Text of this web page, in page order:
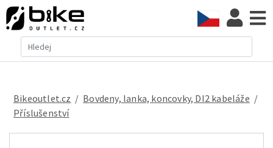
Bikeoutlet.cz / bovdeny, lanka, koncovky, DI2 kabeláže /
příslušenství